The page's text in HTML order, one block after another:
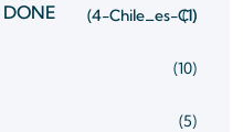
(4-Chile_es-Cl)
DONE (1)
(10)
(5)